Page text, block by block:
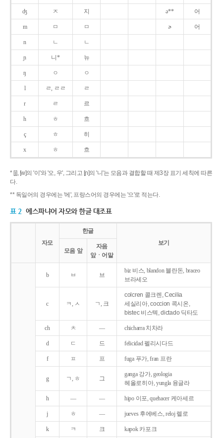
ʤ ㅈ 지 ə** 어
m ㅁ ㅁ ɚ 어
n ㄴ ㄴ
ɲ 니* 뉴
ŋ ㅇ ㅇ
l ㄹ, ㄹㄹ ㄹ
r ㄹ 르
h ㅎ 흐
ç ㅎ 히
x ㅎ 흐
* [j], [w]의 '이'와 '오, 우', 그리고 [ɲ]의 '니'는 모음과 결합할 때 제3장 표기 세칙에 따른
다.
** 독일어의 경우에는 '에', 프랑스어의 경우에는 '으'로 적는다.
표 2 에스파냐어 자모와 한글 대조표
자모
한글
보기
모음 앞
자음
앞ㆍ어말
b ㅂ 브
biz 비스, blandon 블란돈, braceo
브라세오
c ㅋ, ㅅ ㄱ, 크
colcren 콜크렌, Cecilia
세실리아, coccion 콕시온,
bistec 비스텍, dictado 딕타도
ch ㅊ ― chicharra 치차라
d ㄷ 드 felicidad 펠리시다드
f ㅍ 프 fuga 푸가, fran 프란
g ㄱ, ㅎ 그
ganga 강가, geologia
헤올로히아, yungla 융글라
h ― ― hipo 이포, quehacer 케아세르
j ㅎ ― jueves 후에베스, reloj 렐로
k ㅋ 크 kapok 카포크